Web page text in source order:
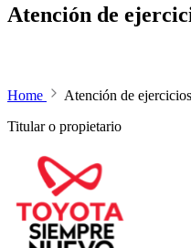
Atención de
Home
Atención de
Titular o propietario